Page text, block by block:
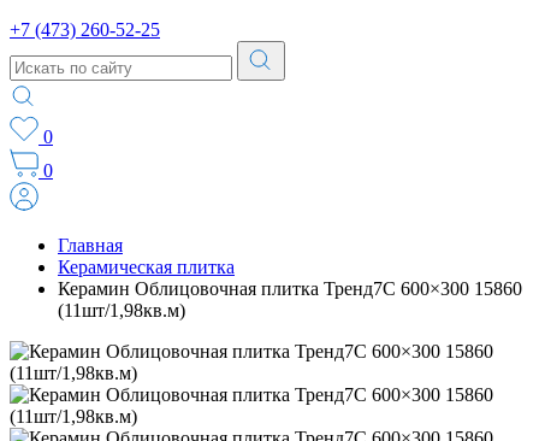
+7 (473) 260-52-25
0
0
Главная
Керамическая плитка
Керамин Облицовочная плитка Тренд7С 600×300 15860
(11шт/1,98кв.м)